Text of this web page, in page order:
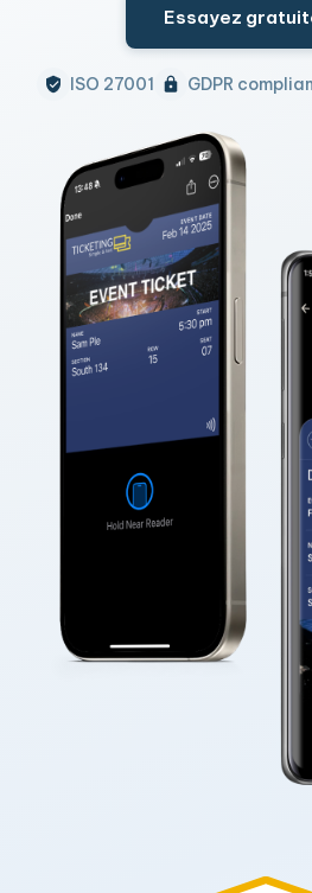
Essayez
ISO 27001 GDPR